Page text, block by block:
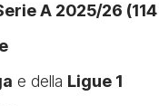
A 2025/26
e della Ligue 1